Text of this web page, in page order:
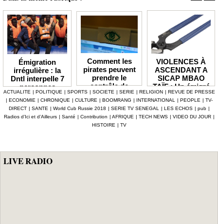
Émigration
irrégulière : la
Dntl interpelle 7
personnes
impliquées dans
l'organisation
d'un voyage
Comment les
pirates peuvent
prendre le
contrôle de
votre webcam
connectée
VIOLENCES À
ASCENDANT A
SICAP MBAO
TAÏF : Un émigré
malchanceux
accuse sa mère
de briser son
ménage et lui
ACTUALITE | POLITIQUE | SPORTS | SOCIETE | SERIE | RELIGION | REVUE DE PRESSE
| ECONOMIE | CHRONIQUE | CULTURE | BOOMRANG | INTERNATIONAL | PEOPLE | TV-
DIRECT | SANTE | World Cub Russie 2018 | SERIE TV SENEGAL | LES ECHOS | pub |
Radios d’Ici et d’Ailleurs | Santé | Contribution | AFRIQUE | TECH NEWS | VIDEO DU JOUR |
HISTOIRE | TV
LIVE RADIO